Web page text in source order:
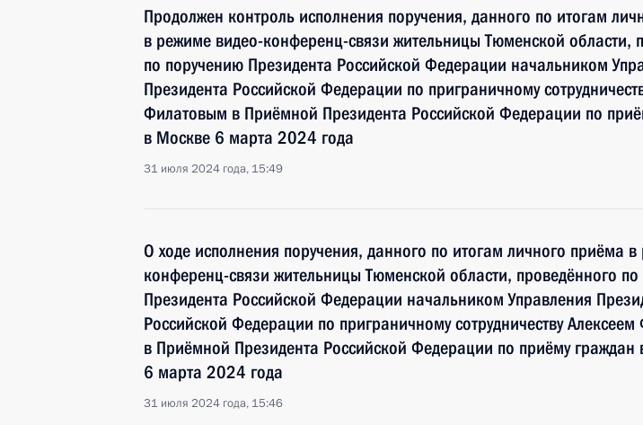
Продолжен контроль исполнения поручения, данного по итогам
в режиме видео-конференц-связи жительницы Тюменской области,
по поручению Президента Российской Федерации начальником
Президента Российской Федерации по приграничному
Филатовым в Приёмной Президента Российской Федерации по
в Москве 6 марта 2024 года
31 июля 2024 года, 15:49
О ходе исполнения поручения, данного по итогам личного приёма
конференц-связи жительницы Тюменской области, проведённого
Президента Российской Федерации начальником Управления
Российской Федерации по приграничному сотрудничеству
в Приёмной Президента Российской Федерации по приёму граждан
6 марта 2024 года
31 июля 2024 года, 15:46